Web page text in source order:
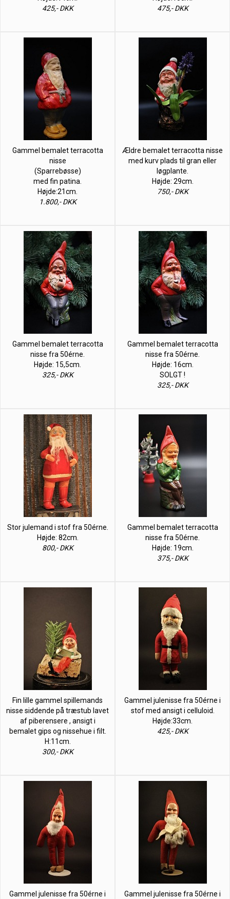
425,- DKK
475,- DKK
Gammel bemalet terracotta
nisse
(Sparrebøsse)
med fin patina.
Højde:21cm.
1.800,- DKK
Ældre bemalet terracotta nisse
med kurv plads til gran eller
løgplante.
Højde: 29cm.
750,- DKK
Gammel bemalet terracotta
nisse fra 50érne.
Højde: 15,5cm.
325,- DKK
Gammel bemalet terracotta
nisse fra 50érne.
Højde: 16cm.
SOLGT !
325,- DKK
Stor julemand i stof fra 50érne.
Højde: 82cm.
800,- DKK
Gammel bemalet terracotta
nisse fra 50érne.
Højde: 19cm.
375,- DKK
Fin lille gammel spillemands
nisse siddende på træstub lavet
af piberensere , ansigt i
bemalet gips og nissehue i filt.
H:11cm.
300,- DKK
Gammel julenisse fra 50érne i
stof med ansigt i celluloid.
Højde:33cm.
425,- DKK
Gammel julenisse fra 50érne i
Gammel julenisse fra 50érne i